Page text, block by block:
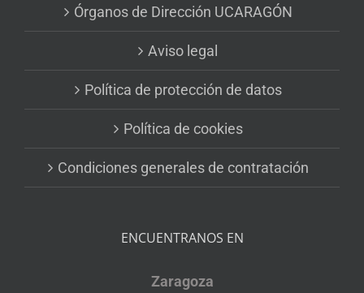
Órganos de Dirección UCARAGÓN
Aviso legal
Política de protección de datos
Política de cookies
Condiciones generales de contratación
ENCUENTRANOS EN
Zaragoza